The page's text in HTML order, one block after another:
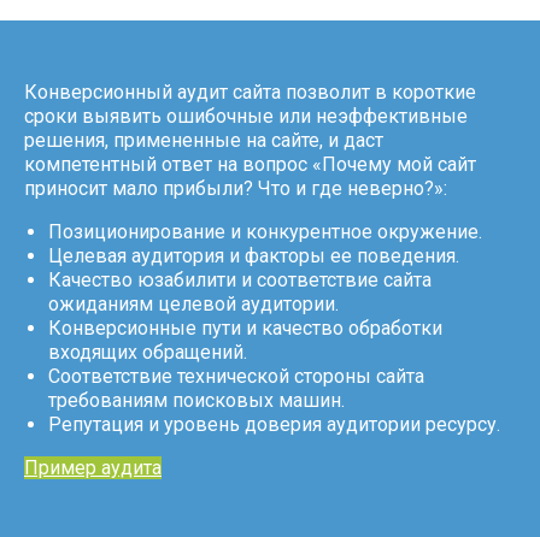
Конверсионный аудит сайта позволит в короткие
сроки выявить ошибочные или неэффективные
решения, примененные на сайте, и даст
компетентный ответ на вопрос «Почему мой сайт
приносит мало прибыли? Что и где неверно?»:
Позиционирование и конкурентное окружение.
Целевая аудитория и факторы ее поведения.
Качество юзабилити и соответствие сайта
ожиданиям целевой аудитории.
Конверсионные пути и качество обработки
входящих обращений.
Соответствие технической стороны сайта
требованиям поисковых машин.
Репутация и уровень доверия аудитории ресурсу.
Пример аудита